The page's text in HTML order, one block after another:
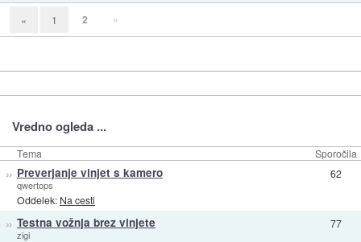
« 1 2 »
Vredno ogleda ...
Tema Sporočila
» Preverjanje vinjet s kamero
qwertops
Oddelek: Na cesti
62
» Testna vožnja brez vinjete
zigi
77